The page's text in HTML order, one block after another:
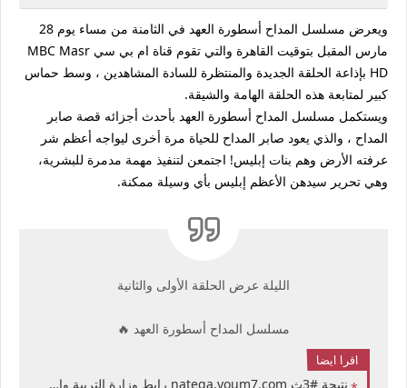
ويعرض مسلسل المداح أسطورة العهد في الثامنة من مساء يوم 28
مارس المقبل بتوقيت القاهرة والتي تقوم قناة ام بي سي MBC Masr
HD بإذاعة الحلقة الجديدة والمنتظرة للسادة المشاهدين ، وسط حماس
كبير لمتابعة هذه الحلقة الهامة والشيقة.
ويستكمل مسلسل المداح أسطورة العهد بأحدث أجزائه قصة صابر
المداح ، والذي يعود صابر المداح للحياة مرة أخرى ليواجه أعظم شر
عرفته الأرض وهم بنات إبليس! اجتمعن لتنفيذ مهمة مدمرة للبشرية،
وهي تحرير سيدهن الأعظم إبليس بأي وسيلة ممكنة.
الليلة عرض الحلقة الأولى والثانية
مسلسل المداح أسطورة العهد 🔥
اقرا ايضا
نتيجة #3ث natega.youm7.com رابط وزارة التربية والتعليم نتيجة الثانوية العامة في مصر 2026 برقم الجلوس المدرسة الصف الثالث الثانوي